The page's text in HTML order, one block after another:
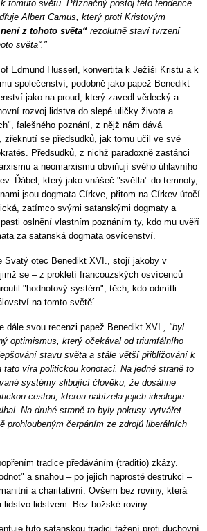
tomuto světu. Příznačný postoj této tendence
Albert Camus, který proti Kristovým
z tohoto světa“ rezolutně staví tvrzení
světa“."
Edmund Husserl, konvertita k Ježíši Kristu a k
společenství, podobně jako papež Benedikt
jako na proud, který zavedl vědecký a
rozvoj lidstva do slepé uličky života a
falešného poznání, z nějž nám dává
zřeknutí se předsudků, jak tomu učil ve své
Předsudků, z nichž paradoxně zastánci
a neomarxismu obviňují svého úhlavního
Ďábel, který jako vnášeč "světla" do temnoty,
jsou dogmata Církve, přitom na Církev útočí
zatímco svými satanskými dogmaty a
oslnění vlastním poznáním ty, kdo mu uvěří
za satanská dogmata osvícenství.
Svatý otec Benedikt XVI., stojí jakoby v
se – z prokletí francouzských osvícenců
"hodnotový systém", těch, kdo odmítli
na tomto světě´.
dále svou recenzi papež Benedikt XVI.
, "byl
optimismus, který očekával od triumfálního
stavu světa a stále větší přibližování k
víra politickou konotaci. Na jedné straně to
systémy slibující člověku, že dosáhne
cestou, kterou nabízela jejich ideologie.
Na druhé straně to byly pokusy vytvářet
prohloubeným čerpáním ze zdrojů liberálních
tradice předáváním (traditio) zkázy.
a snahou – po jejich naprosté destrukci –
a charitativní. Ovšem bez roviny, která
lidstvem. Bez božské roviny.
tuto satanskou tradici tažení proti duchovní